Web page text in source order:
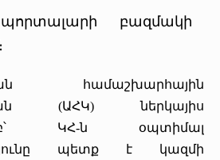
բազմակի
համաշխարհային
(ԱՀԿ) ներկայիս
ԿՀ-ն օպտիմալ
պետք է կազմի